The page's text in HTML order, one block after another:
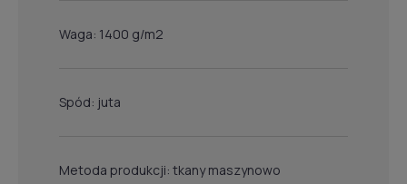
Waga: 1400 g/m2
Spód: juta
Metoda produkcji: tkany maszynowo